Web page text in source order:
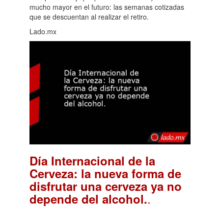
mucho mayor en el futuro: las semanas cotizadas
que se descuentan al realizar el retiro.
Lado.mx
Día Internacional de la
Cerveza: la nueva forma de
disfrutar una cerveza ya no
depende del alcohol..